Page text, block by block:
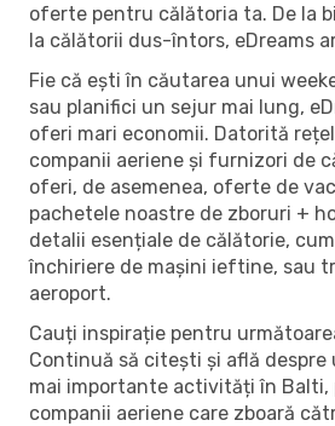
oferte pentru călătoria ta. De la
la călătorii dus-întors, eDreams
Fie că ești în căutarea unui
sau planifici un sejur mai lung,
oferi mari economii. Datorită
companii aeriene și furnizori de
oferi, de asemenea, oferte de
pachetele noastre de zboruri +
detalii esențiale de călătorie,
închiriere de mașini ieftine, sau
aeroport.
Cauți inspirație pentru
Continuă să citești și află despre
mai importante activități în Balti,
companii aeriene care zboară